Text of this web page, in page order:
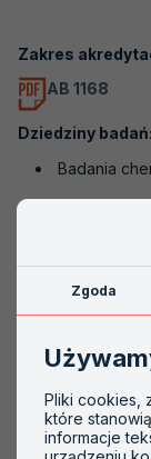
Akredytacja
Szkolenia
PCA
Zakres
AB 1168
Dziedziny badań:
Badania
Pobieranie
Obiekty:
Powietrze
Zgoda
Pliki cookies,
które
informacje